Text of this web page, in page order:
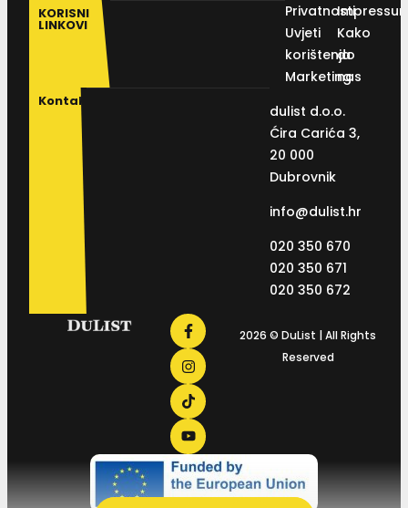
KORISNI
LINKOVI
Privatnosti
Uvjeti
korištenja
Marketing
Kako
do
nas
Kontakt
dulist d.o.o.
Ćira Carića 3,
20 000
Dubrovnik
info@dulist.hr
020 350 670
020 350 671
020 350 672
2026 © DuList | All Rights
Reserved